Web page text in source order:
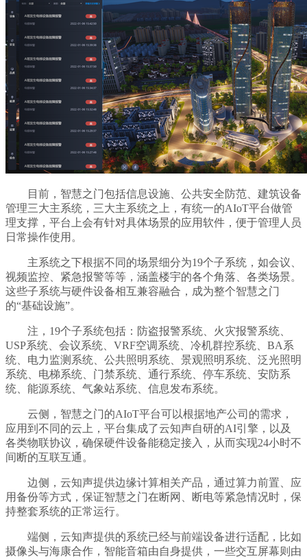
目前，智慧之门包括信息设施、公共安全防范、建筑设备
管理三大主系统，三大主系统之上，有统一的AIoT平台做管
理支撑，平台上会有针对具体场景的应用软件，便于管理人员
日常操作使用。
主系统之下根据不同的场景细分为19个子系统，如会议、
视频监控、紧急报警等等，涵盖楼宇的各个角落、各类场景。
这些子系统与硬件设备相互兼容融合，成为整个智慧之门
的“基础设施”。
注，19个子系统包括：防盗报警系统、火灾报警系统、
USP系统、会议系统、VRF空调系统、冷机群控系统、BA系
统、电力监测系统、公共照明系统、景观照明系统、泛光照明
系统、电梯系统、门禁系统、通行系统、停车系统、安防系
统、能源系统、气象站系统、信息发布系统。
云侧，智慧之门的AIoT平台可以根据地产公司的需求，
应用到不同的云上，平台集成了云知声自研的AI引擎，以及
各类物联协议，确保硬件设备能稳定接入，从而实现24小时不
间断的互联互通。
边侧，云知声提供边缘计算相关产品，通过算力前置、应
用备份等方式，保证智慧之门在断网、断电等紧急情况时，保
持整套系统的正常运行。
端侧，云知声提供的系统已经与前端设备进行适配，比如
摄像头与海康合作，智能音箱由自身提供，一些交互屏幕则由